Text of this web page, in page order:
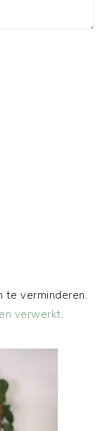
te verminderen.
verwerkt.